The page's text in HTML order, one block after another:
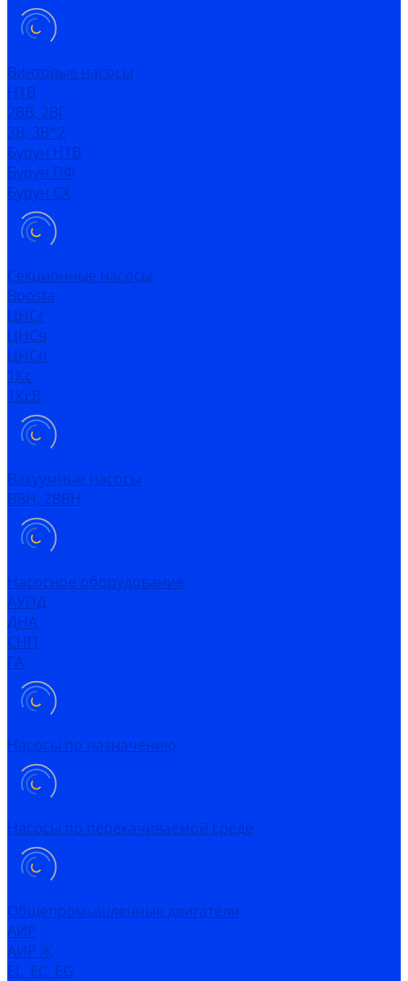
Винтовые насосы
Н1В
2ВВ, 2ВГ
3В, 3В*2
Бурун Н1В
Бурун ПФ
Бурун СХ
Секционные насосы
Boosta
ЦНСг
ЦНСв
ЦНСп
1Кс
1КсВ
Вакуумные насосы
ВВН, 2ВВН
Насосное оборудование
АУПД
ДНА
СНП
ГА
Насосы по назначению
Насосы по перекачиваемой среде
Общепромышленные двигатели
АИР
АИР Ж
EL, EC, EG